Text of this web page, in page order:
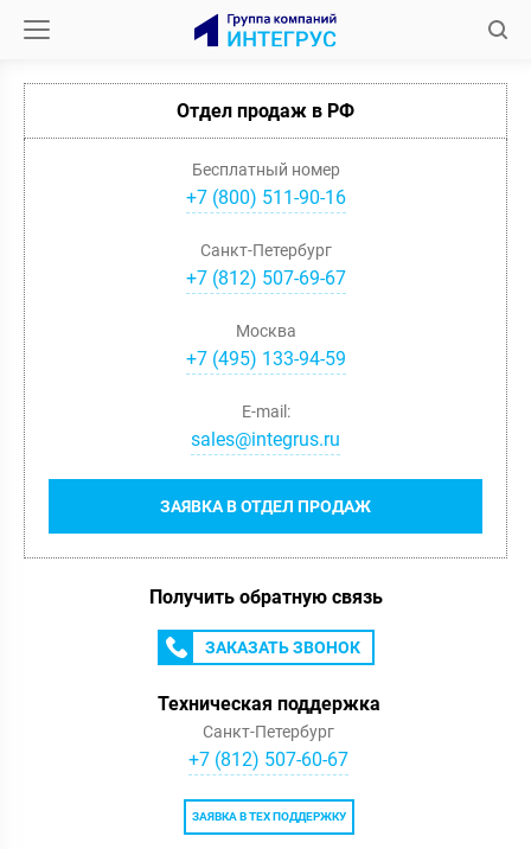
Отдел продаж в РФ
Бесплатный номер
+7 (800) 511-90-16
Санкт-Петербург
+7(812) 507-69-67
Москва
+7(495) 133-94-59
ЗАЯВКА В ОТДЕЛ ПРОДАЖ
E-mail:
sales@integrus.ru
Получить обратную связь
ЗАКАЗАТЬ ЗВОНОК
Техническая поддержка
Санкт-Петербург
+7 (812) 507-60-67
ЗАЯВКА В ТЕХ ПОДДЕРЖКУ